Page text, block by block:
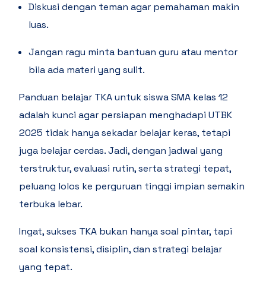
Diskusi dengan teman agar pemahaman makin
luas.
Jangan ragu minta bantuan guru atau mentor
bila ada materi yang sulit.
Panduan belajar TKA untuk siswa SMA kelas 12
adalah kunci agar persiapan menghadapi UTBK
2025 tidak hanya sekadar belajar keras, tetapi
juga belajar cerdas. Jadi, dengan jadwal yang
terstruktur, evaluasi rutin, serta strategi tepat,
peluang lolos ke perguruan tinggi impian semakin
terbuka lebar.
Ingat, sukses TKA bukan hanya soal pintar, tapi
soal konsistensi, disiplin, dan strategi belajar
yang tepat.